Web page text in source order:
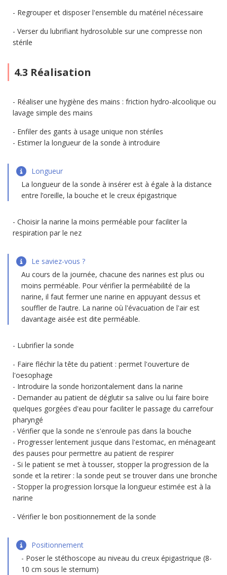
Regrouper et disposer l'ensemble du matériel nécessaire
Verser du lubrifiant hydrosoluble sur une compresse non
stérile
4.3 Réalisation
Réaliser une hygiène des mains : friction hydro-alcoolique ou
lavage simple des mains
Enfiler des gants à usage unique non stériles
Estimer la longueur de la sonde à introduire
Longueur
La longueur de la sonde à insérer est à égale à la distance
entre l’oreille, la bouche et le creux épigastrique
Choisir la narine la moins perméable pour faciliter la
respiration par le nez
Le saviez-vous ?
Au cours de la journée, chacune des narines est plus ou
moins perméable. Pour vérifier la perméabilité de la
narine, il faut fermer une narine en appuyant dessus et
souffler de l’autre. La narine où l'évacuation de l'air est
davantage aisée est dite perméable.
Lubrifier la sonde
Faire fléchir la tête du patient : permet l'ouverture de
l'oesophage
Introduire la sonde horizontalement dans la narine
Demander au patient de déglutir sa salive ou lui faire boire
quelques gorgées d'eau pour faciliter le passage du carrefour
pharyngé
Vérifier que la sonde ne s'enroule pas dans la bouche
Progresser lentement jusque dans l'estomac, en ménageant
des pauses pour permettre au patient de respirer
Si le patient se met à tousser, stopper la progression de la
sonde et la retirer : la sonde peut se trouver dans une bronche
Stopper la progression lorsque la longueur estimée est à la
narine
Vérifier le bon positionnement de la sonde
Positionnement
Poser le stéthoscope au niveau du creux épigastrique (8-
10 cm sous le sternum)